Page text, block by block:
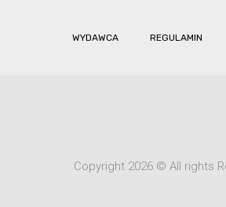
WYDAWCA REGULAMIN
Copyright 2026 © All rights